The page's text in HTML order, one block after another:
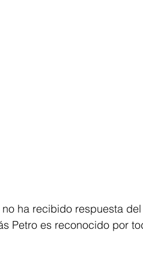
ha recibido respuesta
Petro es reconocido por